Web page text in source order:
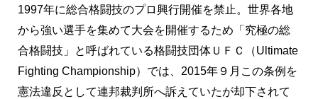
1997年に総合格闘技のプロ興行開催を禁止。世界各地
から強い選手を集めて大会を開催するため「究極の総
合格闘技」と呼ばれている格闘技団体ＵＦＣ（Ultimate
Fighting Championship）では、2015年９月この条例を
憲法違反として連邦裁判所へ訴えていたが却下されて